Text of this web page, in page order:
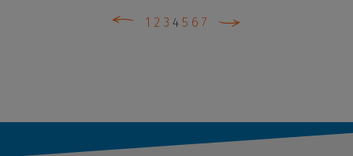
1 2 3 4 5 6 7